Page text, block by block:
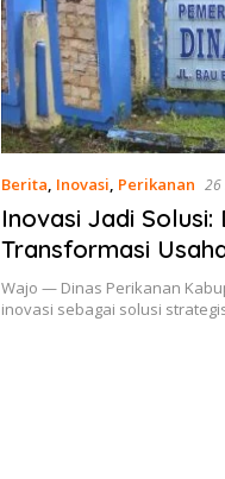
Berita, Inovasi, Perikanan 26
Inovasi Jadi
Transformasi
GALATIRTA
Wajo — Dinas Perikanan
inovasi sebagai solusi